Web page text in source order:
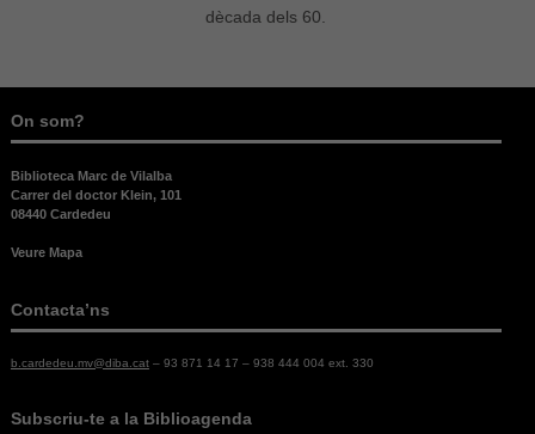
dècada dels 60.
On som?
Biblioteca Marc de Vilalba
Carrer del doctor Klein, 101
08440 Cardedeu
Veure Mapa
Contacta’ns
b.cardedeu.mv@diba.cat– 93 871 14 17 – 938 444 004 ext. 330
Subscriu-te a la Biblioagenda